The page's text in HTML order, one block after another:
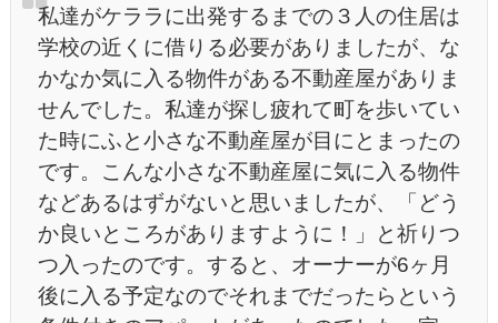
私達がケララに出発するまでの３人の住居は
学校の近くに借りる必要がありましたが、な
かなか気に入る物件がある不動産屋がありま
せんでした。私達が探し疲れて町を歩いてい
た時にふと小さな不動産屋が目にとまったの
です。こんな小さな不動産屋に気に入る物件
などあるはずがないと思いましたが、「どう
か良いところがありますように！」と祈りつ
つ入ったのです。すると、オーナーが6ヶ月
後に入る予定なのでそれまでだったらという